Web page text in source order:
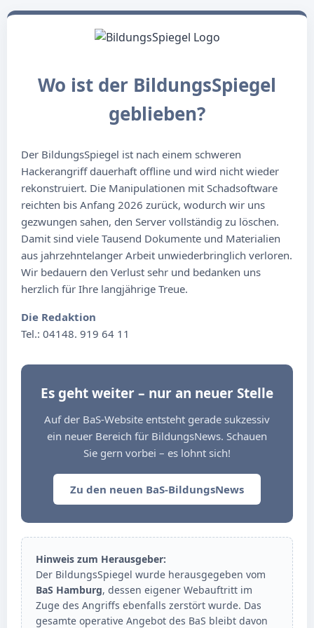
Wo ist der BildungsSpiegel
geblieben?
Der BildungsSpiegel ist nach einem schweren
Hackerangriff dauerhaft offline und wird nicht wieder
rekonstruiert. Die Manipulationen mit Schadsoftware
reichten bis Anfang 2026 zurück, wodurch wir uns
gezwungen sahen, den Server vollständig zu löschen.
Damit sind viele Tausend Dokumente und Materialien
aus jahrzehntelanger Arbeit unwiederbringlich verloren.
Wir bedauern den Verlust sehr und bedanken uns
herzlich für Ihre langjährige Treue.
Die Redaktion
Tel.: 04148. 919 64 11
Es geht weiter – nur an neuer Stelle
Auf der BaS-Website entsteht gerade sukzessiv
ein neuer Bereich für BildungsNews. Schauen
Sie gern vorbei – es lohnt sich!
Zu den neuen BaS-BildungsNews
Hinweis zum Herausgeber:
Der BildungsSpiegel wurde herausgegeben vom
BaS Hamburg, dessen eigener Webauftritt im
Zuge des Angriffs ebenfalls zerstört wurde. Das
gesamte operative Angebot des BaS bleibt davon